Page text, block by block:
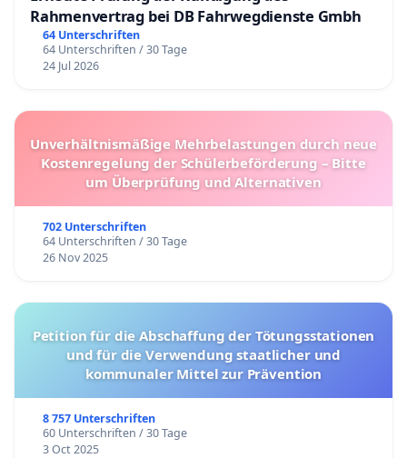
Rahmenvertrag bei DB Fahrwegdienste Gmbh
64 Unterschriften
64 Unterschriften / 30 Tage
24 Jul 2026
Unverhältnismäßige Mehrbelastungen durch neue
Kostenregelung der Schülerbeförderung – Bitte
um Überprüfung und Alternativen
702 Unterschriften
64 Unterschriften / 30 Tage
26 Nov 2025
Petition für die Abschaffung der Tötungsstationen
und für die Verwendung staatlicher und
kommunaler Mittel zur Prävention
8 757 Unterschriften
60 Unterschriften / 30 Tage
3 Oct 2025